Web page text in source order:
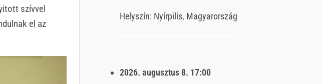
szívvel
el az
Helyszín: Nyírpilis, Magyarország
2026. augusztus 8. 17:00